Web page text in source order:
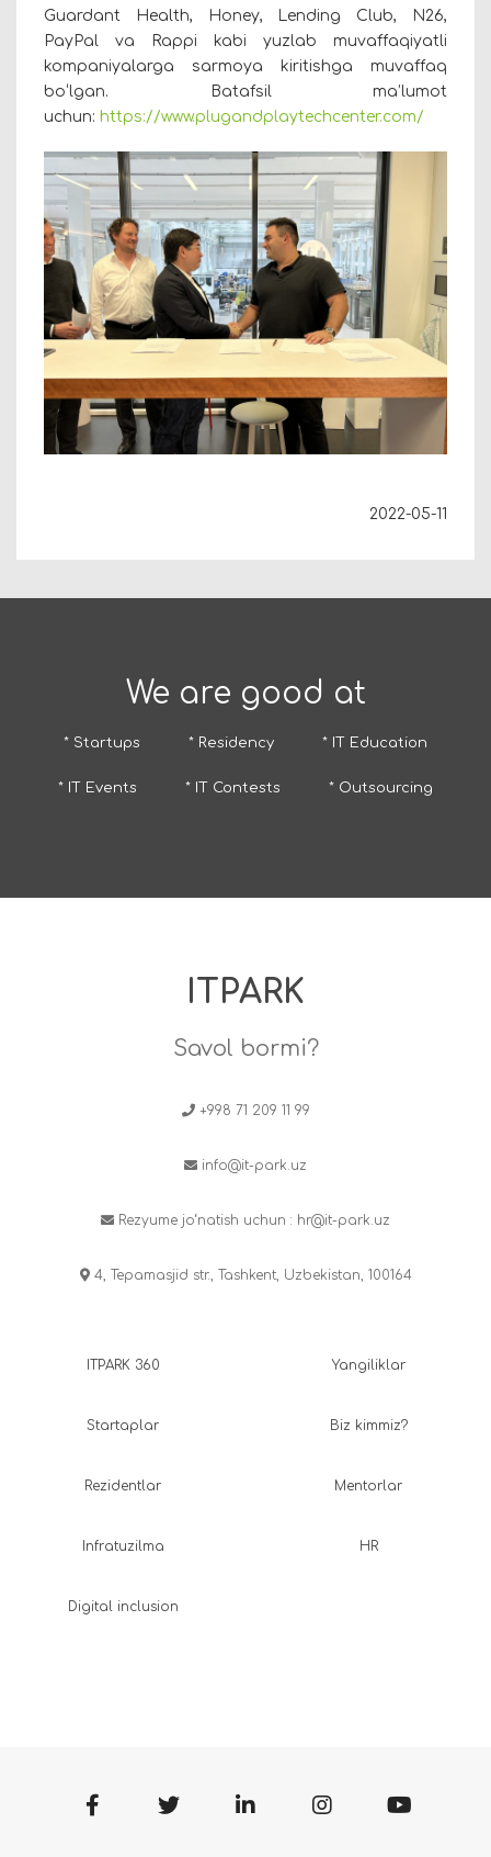
Guardant Health, Honey, Lending Club, N26,
PayPal va Rappi kabi yuzlab muvaffaqiyatli
kompaniyalarga sarmoya kiritishga muvaffaq
boʻlgan. Batafsil
ma’lumot
uchun: https://www.plugandplaytechcenter.com/
2022-05-11
We are good at
* Startups * Residency * IT Education
* IT Events * IT Contests * Outsourcing
ITPARK
Savol bormi?
+998 71 209 11 99
info@it-park.uz
Rezyume jo‘natish uchun : hr@it-park.uz
4, Tepamasjid str., Tashkent, Uzbekistan, 100164
ITPARK 360
Startaplar
Rezidentlar
Infratuzilma
Digital inclusion
Yangiliklar
Biz kimmiz?
Mentorlar
HR